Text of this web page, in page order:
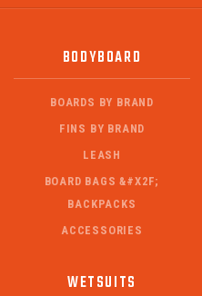
BODYBOARD
BOARDS BY BRAND
FINS BY BRAND
LEASH
BOARD BAGS &#X2F;
BACKPACKS
ACCESSORIES
WETSUITS